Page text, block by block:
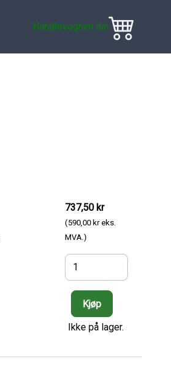
Handlevognen din
737,50 kr
(590,00 kr eks.
MVA.)
Ikke på lager.